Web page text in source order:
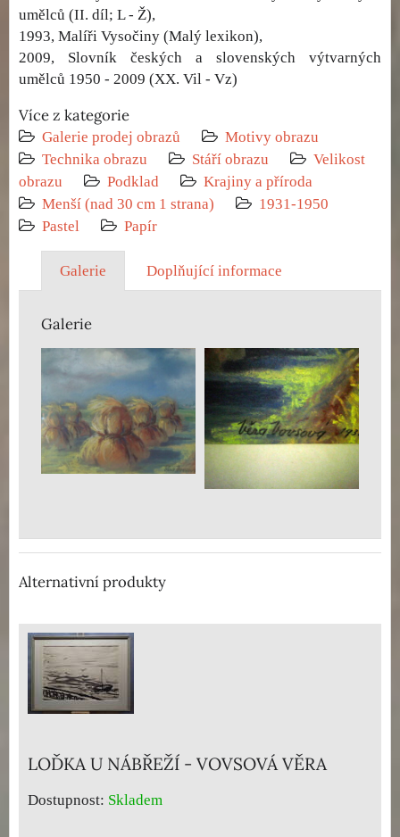
umělců (II. díl; L - Ž),
1993, Malíři Vysočiny (Malý lexikon),
2009, Slovník českých a slovenských výtvarných
umělců 1950 - 2009 (XX. Vil - Vz)
Více z kategorie
Galerie prodej obrazů
Motivy obrazu
Technika obrazu
Stáří obrazu
Velikost
obrazu
Podklad
Krajiny a příroda
Menší (nad 30 cm 1 strana)
1931-1950
Pastel
Papír
Galerie Doplňující informace
Galerie
Alternativní produkty
LOĎKA U NÁBŘEŽÍ - VOVSOVÁ VĚRA
Dostupnost: Skladem